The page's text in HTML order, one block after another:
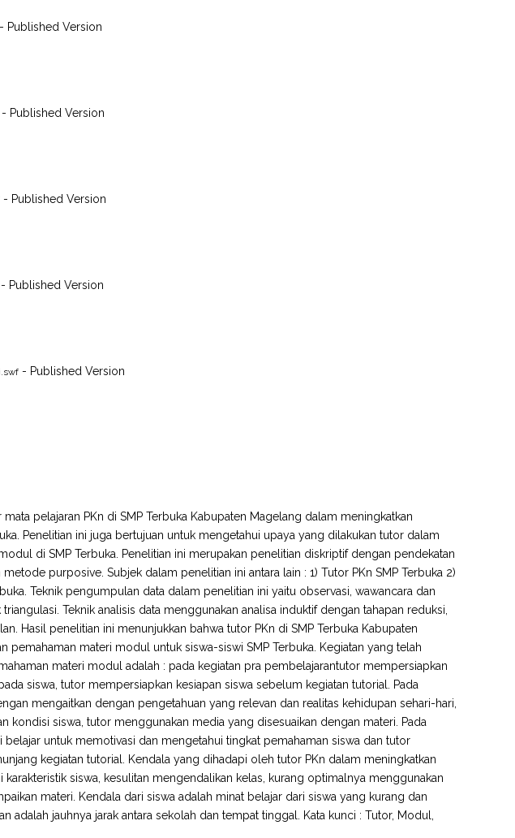
- Published Version
- Published Version
- Published Version
- Published Version
- Published Version
pelajaran PKn di SMP Terbuka Kabupaten Magelang dalam meningkatkan
Penelitian ini juga bertujuan untuk mengetahui upaya yang dilakukan tutor dalam
di SMP Terbuka. Penelitian ini merupakan penelitian diskriptif dengan pendekatan
purposive. Subjek dalam penelitian ini antara lain : 1) Tutor PKn SMP Terbuka 2)
Teknik pengumpulan data dalam penelitian ini yaitu observasi, wawancara dan
Teknik analisis data menggunakan analisa induktif dengan tahapan reduksi,
Hasil penelitian ini menunjukkan bahwa tutor PKn di SMP Terbuka Kabupaten
pemahaman materi modul untuk siswa-siswi SMP Terbuka. Kegiatan yang telah
materi modul adalah : pada kegiatan pra pembelajarantutor mempersiapkan
siswa, tutor mempersiapkan kesiapan siswa sebelum kegiatan tutorial. Pada
mengaitkan dengan pengetahuan yang relevan dan realitas kehidupan sehari-hari,
kondisi siswa, tutor menggunakan media yang disesuaikan dengan materi. Pada
untuk memotivasi dan mengetahui tingkat pemahaman siswa dan tutor
kegiatan tutorial. Kendala yang dihadapi oleh tutor PKn dalam meningkatkan
siswa, kesulitan mengendalikan kelas, kurang optimalnya menggunakan
materi. Kendala dari siswa adalah minat belajar dari siswa yang kurang dan
jauhnya jarak antara sekolah dan tempat tinggal. Kata kunci : Tutor, Modul,